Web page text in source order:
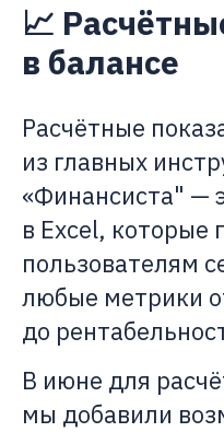
📈
в балансе
Расчётные
из главных
«Финансиста" —
в Excel, которые
пользователям
любые метрики
до
В июне для
мы добавили